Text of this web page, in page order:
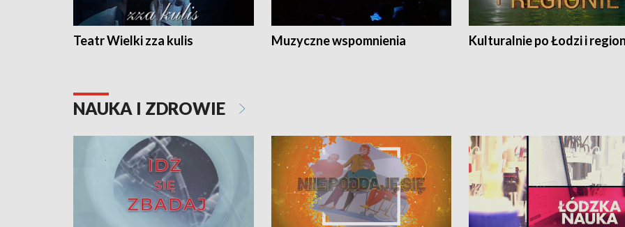
Teatr Wielki zza kulis Muzyczne wspomnienia Kulturalnie po Łodzi i
NAUKA I ZDROWIE